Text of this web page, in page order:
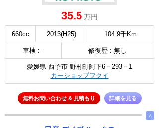
35.5 万円
660cc 2013(H25) 104.9千Km
車検 : - 修復歴 : 無し
愛媛県 西予市 野村町阿下6－293－1
カーショップフクイ
無料お問い合わせ & 見積もり 詳細を見る
∧